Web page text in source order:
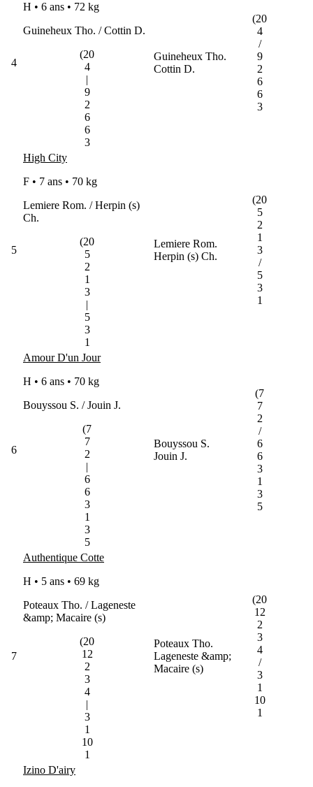
4
H • 6 ans • 72 kg
Guineheux Tho. / Cottin D.
(20
4
|
9
2
6
6
3
Guineheux Tho.
Cottin D.
(20
4
/
9
2
6
6
3
5
High City
F • 7 ans • 70 kg
Lemiere Rom. / Herpin (s)
Ch.
(20
5
2
1
3
|
5
3
1
Lemiere Rom.
Herpin (s) Ch.
(20
5
2
1
3
/
5
3
1
6
Amour D'un Jour
H • 6 ans • 70 kg
Bouyssou S. / Jouin J.
(7
7
2
|
6
6
3
1
3
5
Bouyssou S.
Jouin J.
(7
7
2
/
6
6
3
1
3
5
7
Authentique Cotte
H • 5 ans • 69 kg
Poteaux Tho. / Lageneste
&amp; Macaire (s)
(20
12
2
3
4
|
3
1
10
1
Poteaux Tho.
Lageneste &amp;
Macaire (s)
(20
12
2
3
4
/
3
1
10
1
Izino D'airy